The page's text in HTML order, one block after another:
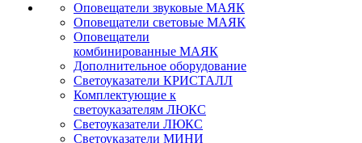
Оповещатели звуковые МАЯК
Оповещатели световые МАЯК
Оповещатели
комбинированные МАЯК
Дополнительное оборудование
Светоуказатели КРИСТАЛЛ
Комплектующие к
светоуказателям ЛЮКС
Светоуказатели ЛЮКС
Светоуказатели МИНИ